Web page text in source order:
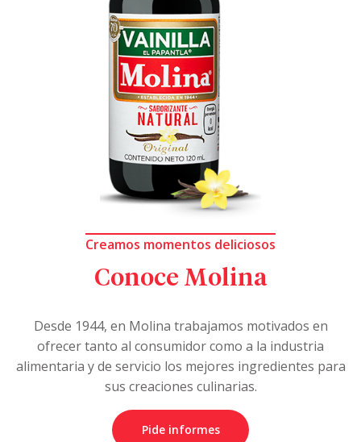
Creamos momentos deliciosos
Conoce Molina
Desde 1944, en Molina trabajamos motivados en
ofrecer tanto al consumidor como a la industria
alimentaria y de servicio los mejores ingredientes para
sus creaciones culinarias.
Pide informes